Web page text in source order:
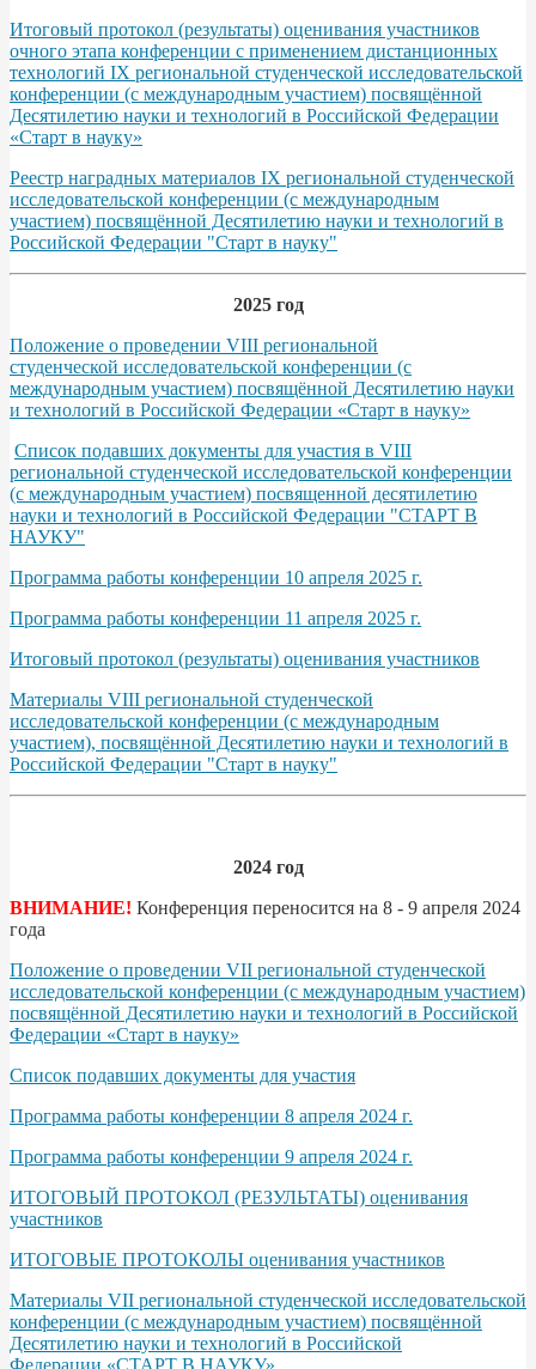
Итоговый протокол (результаты) оценивания участников
очного этапа конференции с применением дистанционных
технологий IХ региональной студенческой исследовательской
конференции (с международным участием) посвящённой
Десятилетию науки и технологий в Российской Федерации
«Старт в науку»
Реестр наградных материалов IХ региональной студенческой
исследовательской конференции (с международным
участием) посвящённой Десятилетию науки и технологий в
Российской Федерации "Старт в науку"
2025 год
Положение о проведении VIII региональной
студенческой исследовательской конференции (с
международным участием) посвящённой Десятилетию науки
и технологий в Российской Федерации «Старт в науку»
Список подавших документы для участия в VIII
региональной студенческой исследовательской конференции
(с международным участием) посвященной десятилетию
науки и технологий в Российской Федерации "СТАРТ В
НАУКУ"
Программа работы конференции 10 апреля 2025 г.
Программа работы конференции 11 апреля 2025 г.
Итоговый протокол (результаты) оценивания участников
Материалы VIII региональной студенческой
исследовательской конференции (с международным
участием), посвящённой Десятилетию науки и технологий в
Российской Федерации "Старт в науку"
2024 год
ВНИМАНИЕ! Конференция переносится на 8 - 9 апреля 2024
года
Положение о проведении VII региональной студенческой
исследовательской конференции (с международным участием)
посвящённой Десятилетию науки и технологий в Российской
Федерации «Старт в науку»
Список подавших документы для участия
Программа работы конференции 8 апреля 2024 г.
Программа работы конференции 9 апреля 2024 г.
ИТОГОВЫЙ ПРОТОКОЛ (РЕЗУЛЬТАТЫ) оценивания
участников
ИТОГОВЫЕ ПРОТОКОЛЫ оценивания участников
Материалы VII региональной студенческой исследовательской
конференции (с международным участием) посвящённой
Десятилетию науки и технологий в Российской
Федерации «СТАРТ В НАУКУ»